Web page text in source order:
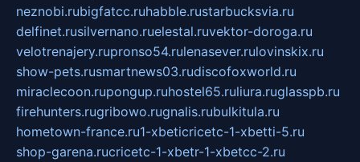
neznobi.rubigfatcc.ruhabble.rustarbucksvia.ru
delfinet.rusilvernano.ruelestal.ruvektor-doroga.ru
velotrenajery.rupronso54.rulenasever.rulovinskix.ru
show-pets.rusmartnews03.rudiscofoxworld.ru
miraclecoon.rupongup.ruhostel65.ruliura.ruglasspb.ru
firehunters.rugribowo.rugnalis.rubulkitula.ru
hometown-france.ru1-xbeticricetc-1-xbetti-5.ru
shop-garena.rucricetc-1-xbetr-1-xbetcc-2.ru